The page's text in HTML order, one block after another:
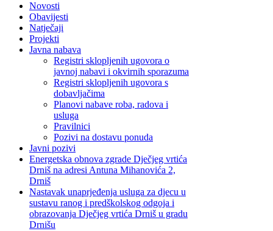
Novosti
Obavijesti
Natječaji
Projekti
Javna nabava
Registri sklopljenih ugovora o
javnoj nabavi i okvirnih sporazuma
Registri sklopljenih ugovora s
dobavljačima
Planovi nabave roba, radova i
usluga
Pravilnici
Pozivi na dostavu ponuda
Javni pozivi
Energetska obnova zgrade Dječjeg vrtića
Drniš na adresi Antuna Mihanovića 2,
Drniš
Nastavak unaprjeđenja usluga za djecu u
sustavu ranog i predškolskog odgoja i
obrazovanja Dječjeg vrtića Drniš u gradu
Drnišu